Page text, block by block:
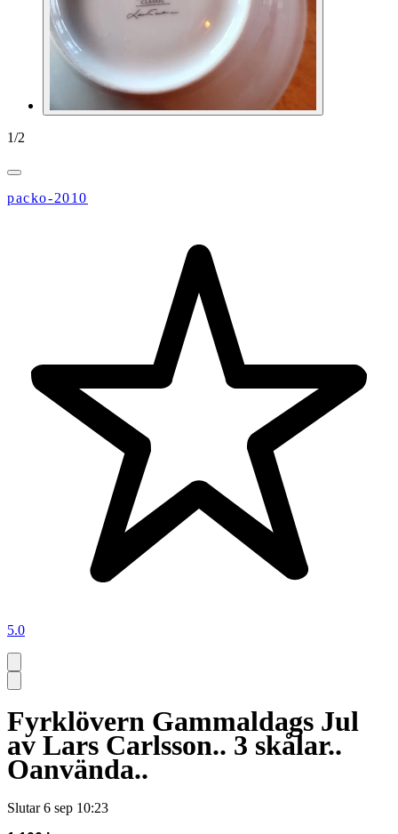
1/2
packo-2010
5.0
Fyrklövern Gammaldags Jul
av Lars Carlsson.. 3 skålar..
Oanvända..
Slutar 6 sep 10:23